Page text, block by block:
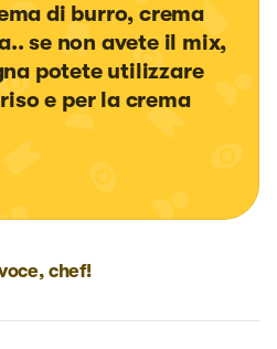
di burro, crema
se non avete il mix,
potete utilizzare
e per la crema
chef!